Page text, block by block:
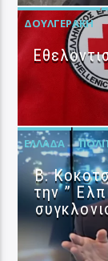
ΔΟΥΛΓΕΡΆΚΗ
ΕΛΛΆΔΑ
Β.
την ”